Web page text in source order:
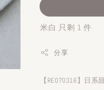
米白 只剩 1 件
分享
【RE070316】日